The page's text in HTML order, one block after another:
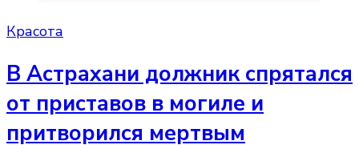
Красота
В Астрахани должник спрятался
от приставов в могиле и
притворился мертвым